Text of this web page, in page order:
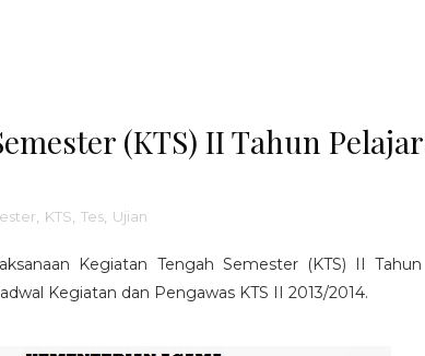
(KTS) II Tahun
KTS Tes Ujian
Kegiatan Tengah Semester (KTS) II Tahun
Kegiatan dan Pengawas KTS II 2013/2014.